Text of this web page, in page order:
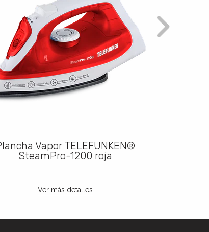
Vapor TELEFUNKEN®
SteamPro-1200 roja
Ver más detalles